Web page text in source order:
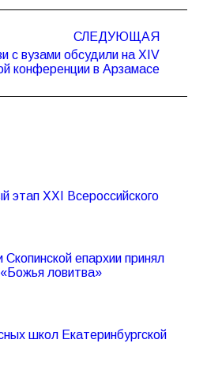
СЛЕДУЮЩАЯ
с вузами обсудили на ХIV
конференции в Арзамасе
этап XXI Всероссийского
Скопинской епархии принял
ловитва»
школ Екатеринбургской